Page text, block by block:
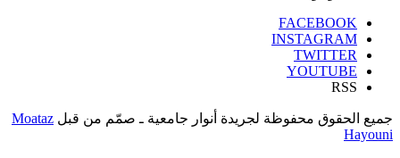
FACEBOOK
INSTAGRAM
TWITTER
YOUTUBE
RSS
جميع الحقوق محفوظة لجريدة أنوار جامعية ـ صمّم من قبل Moataz
Hayouni